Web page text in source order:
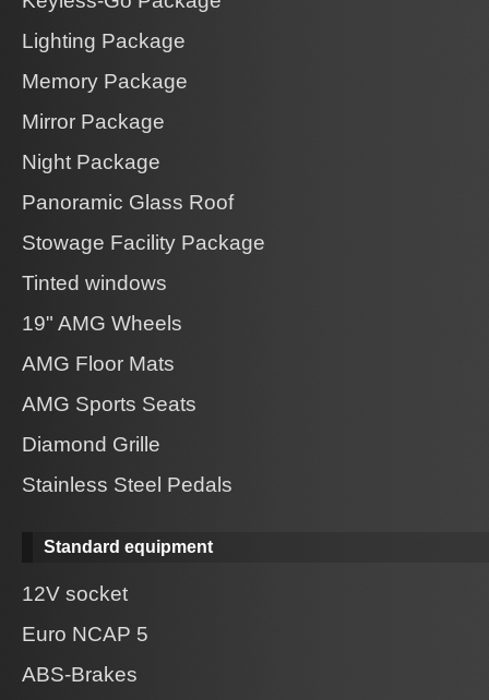
Lighting Package
Memory Package
Mirror Package
Night Package
Panoramic Glass Roof
Stowage Facility Package
Tinted windows
19" AMG Wheels
AMG Floor Mats
AMG Sports Seats
Diamond Grille
Stainless Steel Pedals
Standard equipment
12V socket
Euro NCAP 5
ABS-Brakes